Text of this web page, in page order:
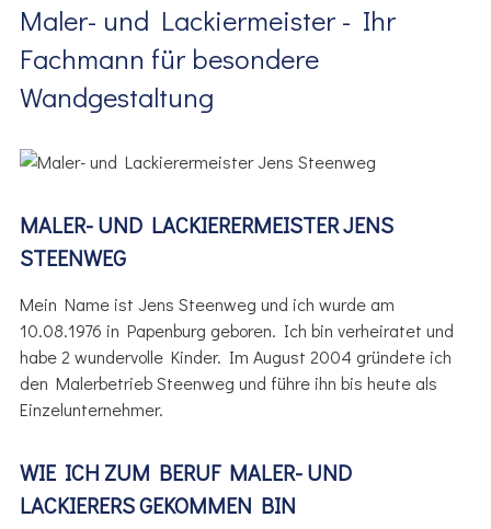
Maler- und Lackiermeister - Ihr
Fachmann für besondere
Wandgestaltung
MALER- UND LACKIERERMEISTER JENS
STEENWEG
Mein Name ist Jens Steenweg und ich wurde am
10.08.1976 in Papenburg geboren. Ich bin verheiratet und
habe 2 wundervolle Kinder. Im August 2004 gründete ich
den Malerbetrieb Steenweg und führe ihn bis heute als
Einzelunternehmer.
WIE ICH ZUM BERUF MALER- UND
LACKIERERS GEKOMMEN BIN